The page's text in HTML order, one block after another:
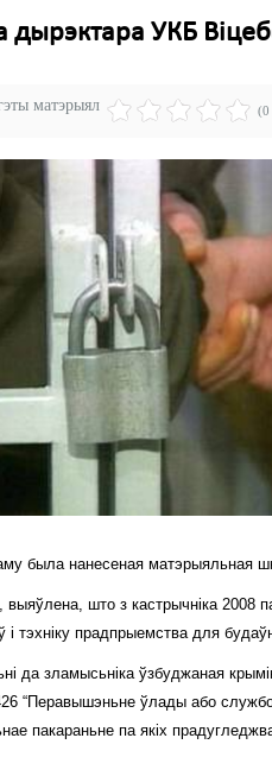
дырэктара УКБ
матэрыял (0
была нанесеная матэрыяльная
выяўлена, што з кастрычніка
і тэхніку прадпрыемства для
да зламысьніка ўзбуджаная
“Перавышэньне ўлады або
пакараньне па якіх